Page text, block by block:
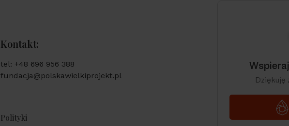
Kontakt:
tel: +48 696 956 388
fundacja@polskawielkiprojekt.pl
Polityki